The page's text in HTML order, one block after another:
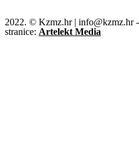
2022. © Kzmz.hr | info@kzmz.hr
stranice: Artelekt Media